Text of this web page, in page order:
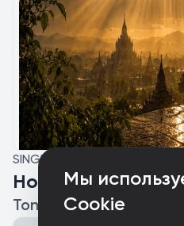
Мы
Cookie
SINGLE
Holy downpour
ToniMiligan